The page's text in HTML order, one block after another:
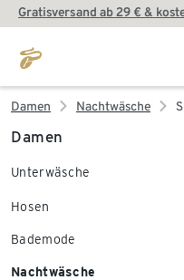
Gratisversand ab 29 € &
Damen Nachtwäsche
Damen
Unterwäsche
Hosen
Bademode
Nachtwäsche